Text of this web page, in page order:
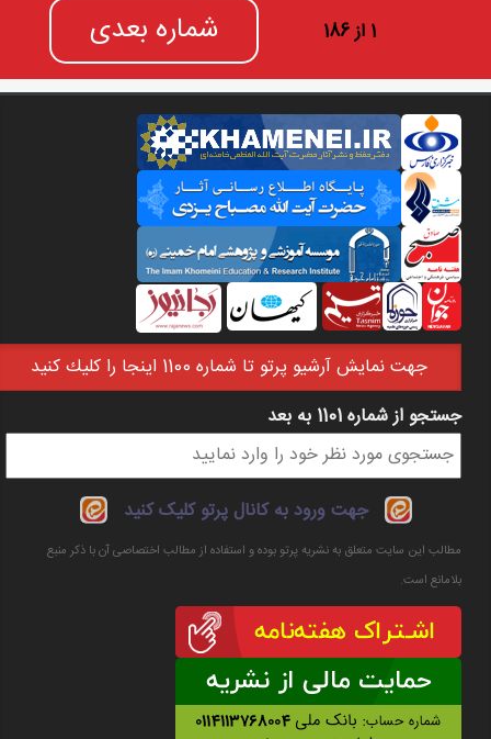
1 از 186 شماره بعدی
جهت نمايش آرشيو پرتو تا شماره 1100 اينجا را كليك كنيد
فرم جستجو
جستجو از شماره 1101 به بعد
جهت ورود به کانال پرتو کلیک کنید
مطالب این سایت متعلق به نشریه پرتو بوده و استفاده از مطالب اختصاصی آن با ذکر منبع
بلامانع است.